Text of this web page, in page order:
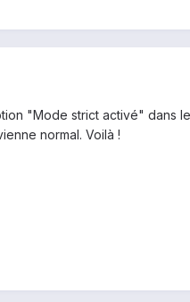
"Mode strict activé" dans
normal. Voilà !